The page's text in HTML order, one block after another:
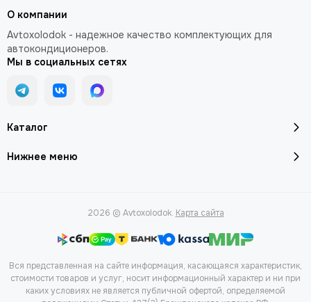
Каталог
Нижнее меню
О компании
Avtoxolodok - надежное качество комплектующих для
автокондиционеров.
Мы в социальных сетях
2026 © Avtoxolodok. Карта сайта
Вся представленная на сайте информация, касающаяся характеристик,
стоимости товаров и услуг, носит информационный характер и ни при
каких условиях не является публичной офертой, определяемой